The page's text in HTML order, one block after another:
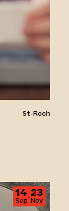
St-Roch
14
Sep‑23
Nov